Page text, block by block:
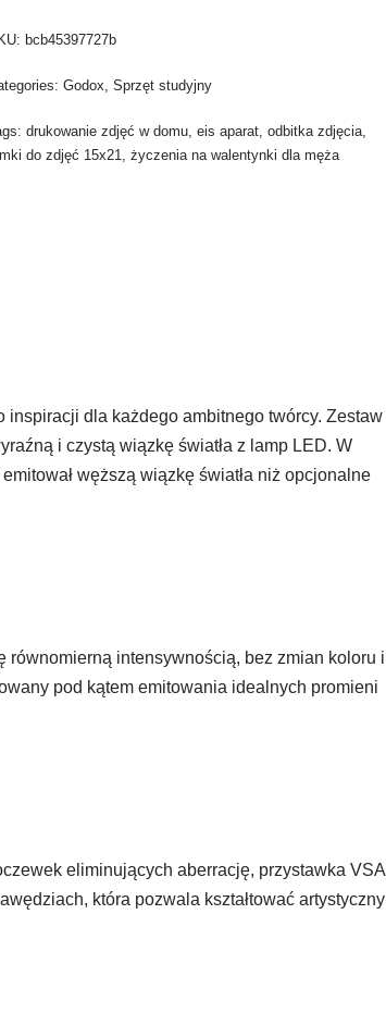
bcb45397727b
Godox,Sprzęt studyjny
drukowanie zdjęć w domu,eis aparat,odbitka zdjęcia,
do zdjęć 15x21,życzenia na walentynki dla męża
inspiracji dla każdego ambitnego twórcy. Zestaw
i czystą wiązkę światła z lamp LED. W
węższą wiązkę światła niż opcjonalne
intensywnością, bez zmian koloru i
pod kątem emitowania idealnych promieni
eliminujących aberrację, przystawka VSA
która pozwala kształtować artystyczny